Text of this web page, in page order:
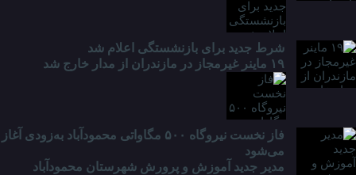
شرط جدید برای بازنشستگی اعلام شد
۱۹ ماینر غیرمجاز در مازندران از مدار خارج شد
فاز نخست نیروگاه ۵۰۰ مگاواتی محمودآباد به‌زودی آغاز
می‌شود
مدیر جدید آموزش و پرورش شهرستان محمودآباد